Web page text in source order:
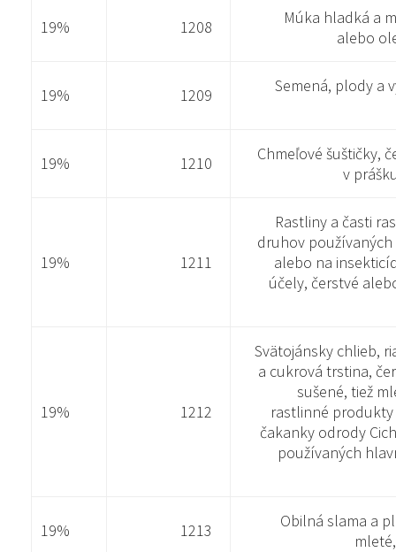
19% 1208
Múka hladká a
alebo
19% 1209 Semená, plody a
19% 1210
Chmeľové šuštičky,
v
19% 1211
Rastliny a časti
druhov
alebo na
účely, čerstvé
19% 1212
Svätojánsky chlieb,
a cukrová trstina,
sušené, tiež
rastlinné
čakanky odrody
používaných
19% 1213
Obilná slama a